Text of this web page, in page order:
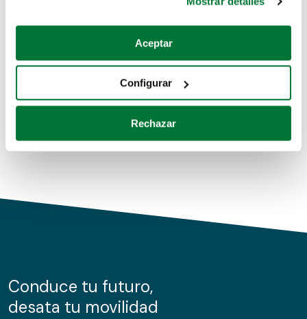
Si lo permite, también quisiéramos:
Recopilar información sobre su ubicación geográfica
Identificar su dispositivo analizándolo activamente
para buscar características específicas (huellas
Obtenga más información sobre cómo se procesan sus
de cookies.
información sobre el uso que haga del sitio web con
nuestros partners de redes sociales, publicidad y análisis
Aceptar
Configurar
Rechazar
Coches de segunda mano
Coches de km0
Conduce tu futuro,
desata tu movilidad